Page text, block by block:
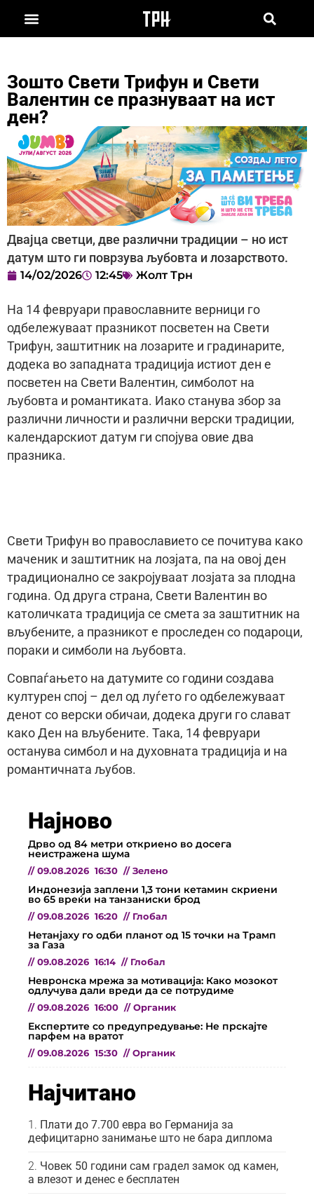
Зошто Свети Трифун и Свети
Валентин се празнуваат на ист
ден?
Двајца светци, две различни традиции – но ист
датум што ги поврзува љубовта и лозарството.
14/02/2026 12:45 Жолт Трн
На 14 февруари православните верници го
одбележуваат празникот посветен на Свети
Трифун, заштитник на лозарите и градинарите,
додека во западната традиција истиот ден е
посветен на Свети Валентин, симболот на
љубовта и романтиката. Иако станува збор за
различни личности и различни верски традиции,
календарскиот датум ги спојува овие два
празника.
Свети Трифун во православието се почитува како
маченик и заштитник на лозјата, па на овој ден
традиционално се закројуваат лозјата за плодна
година. Од друга страна, Свети Валентин во
католичката традиција се смета за заштитник на
вљубените, а празникот е проследен со подароци,
пораки и симболи на љубовта.
Совпаѓањето на датумите со години создава
културен спој – дел од луѓето го одбележуваат
денот со верски обичаи, додека други го слават
како Ден на вљубените. Така, 14 февруари
останува симбол и на духовната традиција и на
романтичната љубов.
Најново
Дрво од 84 метри откриено во досега
неистражена шума
// 09.08.2026 16:30 // Зелено
Индонезија заплени 1,3 тони кетамин скриени
во 65 вреќи на танзаниски брод
// 09.08.2026 16:20 // Глобал
Нетанјаху го одби планот од 15 точки на Трамп
за Газа
// 09.08.2026 16:14 // Глобал
Невронска мрежа за мотивација: Како мозокот
одлучува дали вреди да се потрудиме
// 09.08.2026 16:00 // Органик
Експертите со предупредување: Не прскајте
парфем на вратот
// 09.08.2026 15:30 // Органик
Најчитано
Плати до 7.700 евра во Германија за
дефицитарно занимање што не бара диплома
Човек 50 години сам градел замок од камен,
а влезот и денес е бесплатен